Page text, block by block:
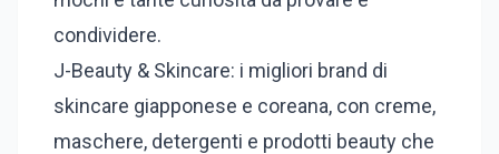
condividere.
J-Beauty & Skincare: i migliori brand di
skincare giapponese e coreana, con creme,
maschere, detergenti e prodotti beauty che